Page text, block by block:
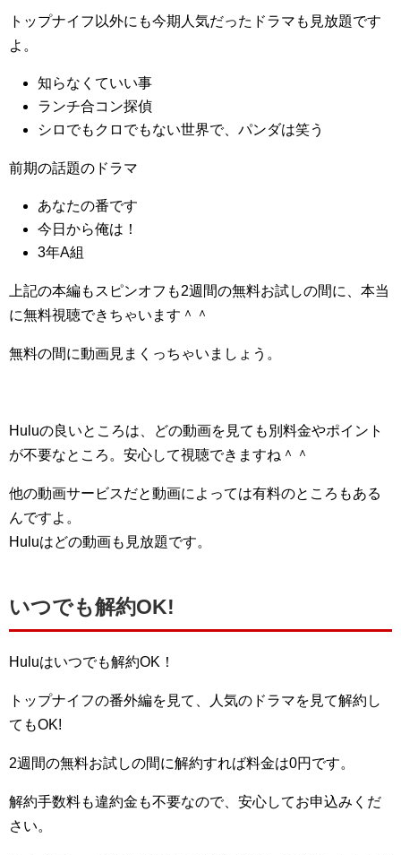
トップナイフ以外にも今期人気だったドラマも見放題です
よ。
知らなくていい事
ランチ合コン探偵
シロでもクロでもない世界で、パンダは笑う
前期の話題のドラマ
あなたの番です
今日から俺は！
3年A組
上記の本編もスピンオフも2週間の無料お試しの間に、本当
に無料視聴できちゃいます＾＾
無料の間に動画見まくっちゃいましょう。
Huluの良いところは、どの動画を見ても別料金やポイント
が不要なところ。安心して視聴できますね＾＾
他の動画サービスだと動画によっては有料のところもある
んですよ。
Huluはどの動画も見放題です。
いつでも解約OK!
Huluはいつでも解約OK！
トップナイフの番外編を見て、人気のドラマを見て解約し
てもOK!
2週間の無料お試しの間に解約すれば料金は0円です。
解約手数料も違約金も不要なので、安心してお申込みくだ
さい。